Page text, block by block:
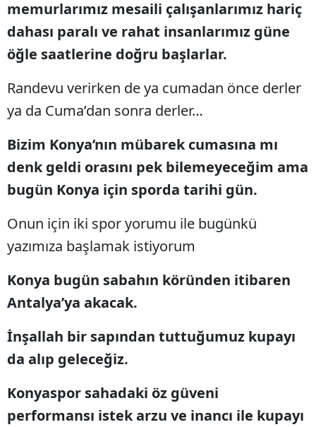
Burdur
Bursa
Çanakkale
Çorum
Denizli
Diyarbakır
Edirne
Erzincan
Eskişehir
Giresun
memurlarımız mesaili çalışanlarımız hariç
dahası paralı ve rahat insanlarımız güne
öğle saatlerine doğru başlarlar.
Randevu verirken de ya cumadan önce derler
ya da Cuma’dan sonra derler…
Bizim Konya’nın mübarek cumasına mı
denk geldi orasını pek bilemeyeceğim ama
bugün Konya için sporda tarihi gün.
Onun için iki spor yorumu ile bugünkü
yazımıza başlamak istiyorum
Konya bugün sabahın köründen itibaren
Antalya’ya akacak.
İnşallah bir sapından tuttuğumuz kupayı
da alıp geleceğiz.
Konyaspor sahadaki öz güveni
performansı istek arzu ve inancı ile kupayı